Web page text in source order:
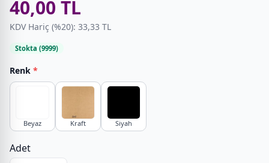
40,00 TL
KDV Hariç (%20): 33,33 TL
Stokta (9999)
Renk *
Beyaz Kraft Siyah
Adet